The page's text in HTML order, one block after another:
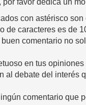
por favor dedica un
con astérisco
de caracteres es de
comentario no
en tus
al debate del interés
comentario que